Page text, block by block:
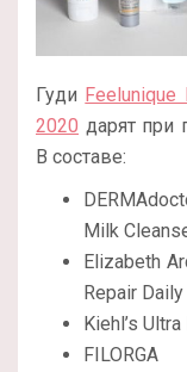
Гуди Feelunique
2020 дарят при
В составе:
Milk
Elizabeth
Repair
Kiehl’s